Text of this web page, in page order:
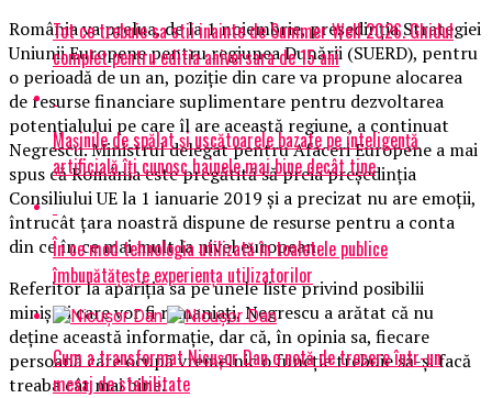
România va prelua, de la 1 noiembrie, preşedinţia Strategiei
Uniunii Europene pentru regiunea Dunării (SUERD), pentru
o perioadă de un an, poziţie din care va propune alocarea
de resurse financiare suplimentare pentru dezvoltarea
potenţialului pe care îl are această regiune, a continuat
Negrescu. Ministrul delegat pentru Afaceri Europene a mai
spus că România este pregătită să preia preşedinţia
Consiliului UE la 1 ianuarie 2019 şi a precizat nu are emoţii,
întrucât ţara noastră dispune de resurse pentru a conta
din ce în ce mai mult la nivel european.
Referitor la apariţia sa pe unele liste privind posibilii
miniştri care vor fi remaniaţi, Negrescu a arătat că nu
deţine această informaţie, dar că, în opinia sa, fiecare
persoană care ocupă vremelnic o funcţie trebuie să-şi facă
treaba cât mai bine.
Tot ce trebuie sa stii inainte de Summer Well 2026. Ghidul
complet pentru editia aniversara de 15 ani
Mașinile de spălat și uscătoarele bazate pe inteligență
artificială îți cunosc hainele mai bine decât tine
În ce mod tehnologia utilizată în toaletele publice
îmbunătățește experiența utilizatorilor
Cum a transformat Nicușor Dan o notă de trecere într-un
mesaj de stabilitate